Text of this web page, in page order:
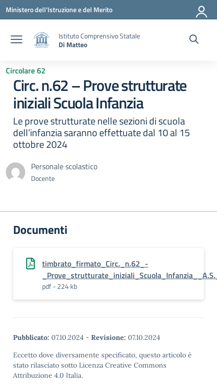
Vai ai contenuti
Vai al menu di navigazione
Vai al footer
Ministero dell'Istruzione e del Merito
Istituto Comprensivo Statale
Di Matteo
Circolare 62
Circ. n.62 – Prove strutturate
iniziali Scuola Infanzia
Le prove strutturate nelle sezioni di scuola
dell’infanzia saranno effettuate dal 10 al 15
ottobre 2024
Personale scolastico
Docente
Documenti
timbrato_firmato_Circ._n.62_-
pdf - 224 kb
Pubblicato: 07.10.2024 - Revisione: 07.10.2024
Eccetto dove diversamente specificato, questo articolo è
stato rilasciato sotto Licenza Creative Commons
Attribuzione 4.0 Italia.